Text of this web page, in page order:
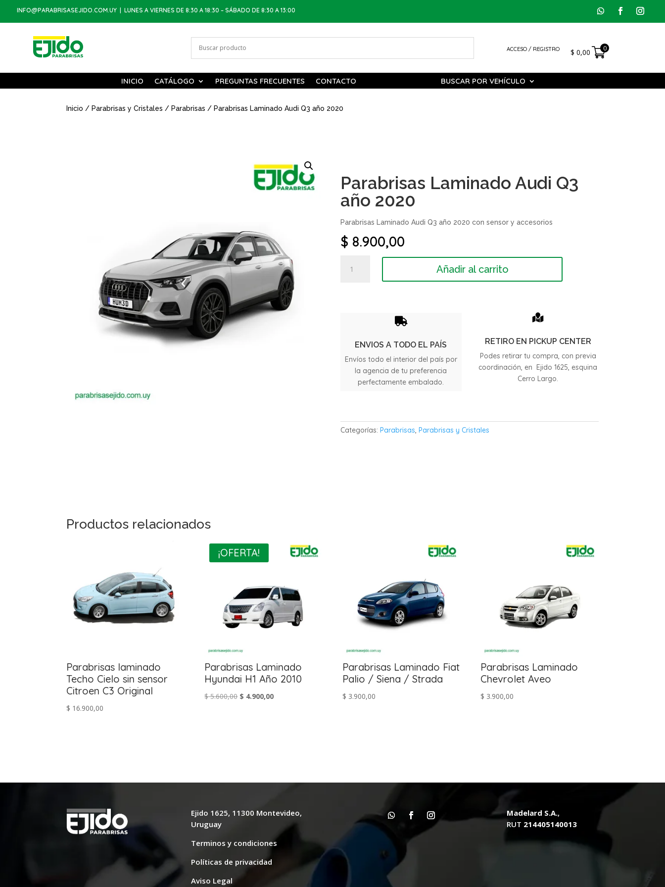
INFO@PARABRISASEJIDO.COM.UY| LUNES A VIERNES DE 8:30 A 18:30 – SÁBADO DE 8:30 A 13:00
ACCESO / REGISTRO $ 0,00 0
INICIO CATÁLOGO PREGUNTAS FRECUENTES CONTACTO BUSCAR POR VEHÍCULO
Inicio / Parabrisas y Cristales / Parabrisas / Parabrisas Laminado Audi Q3 año 2020
Parabrisas Laminado Audi Q3
año 2020
Parabrisas Laminado Audi Q3 año 2020 con sensor y accesorios
$ 8.900,00
Laminado
Añadir al carrito

ENVIOS A TODO EL PAÍS
Envíos todo el interior del país por
la agencia de tu preferencia
perfectamente embalado.

RETIRO EN PICKUP CENTER
Podes retirar tu compra, con previa
coordinación, en Ejido 1625, esquina
Cerro Largo.
Categorías:Parabrisas,Parabrisas y Cristales
Productos relacionados
Parabrisas laminado
Techo Cielo sin sensor
Citroen C3 Original
$ 16.900,00
¡OFERTA!
Parabrisas Laminado
Hyundai H1 Año 2010
$5.600,00 El
$ 4.900,00El
Parabrisas Laminado Fiat
Palio / Siena / Strada
$ 3.900,00
Parabrisas Laminado
Chevrolet Aveo
$ 3.900,00
Ejido 1625, 11300 Montevideo,
Uruguay
Terminos y condiciones
Políticas de privacidad
Aviso Legal
Madelard S.A.,
RUT 214405140013